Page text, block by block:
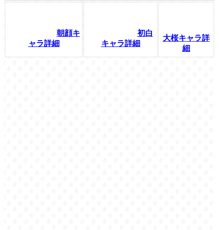
朝顔キ
ャラ詳細
初白
キャラ詳細
大桜キャラ詳
細